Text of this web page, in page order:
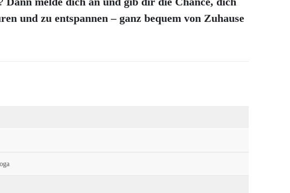
und zu entspannen – ganz bequem von Zuhause